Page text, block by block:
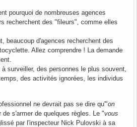
pourquoi de nombreuses agences
recherchent des "fileurs", comme elles
beaucoup d'agences recherchent des
Allez comprendre ! La demande
surveiller, des personnes le plus souvent,
des activités ignorées, les individus
ne devrait pas se dire qu'"on
de s'armer de quelques règles. Le "vous
par l'inspecteur Nick Pulovski à sa